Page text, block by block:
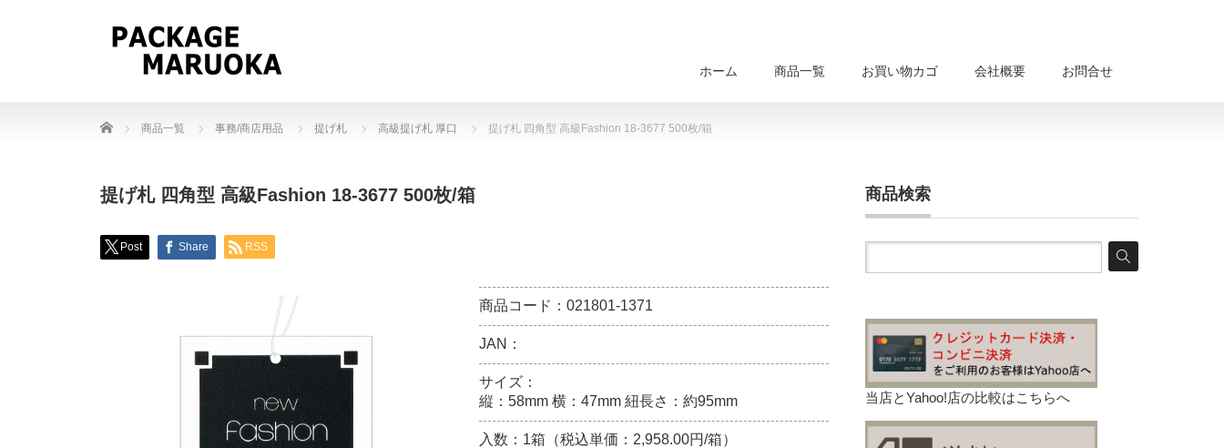
ホーム 商品一覧 お買い物カゴ 会社概要 お問合せ
Home 商品一覧 事務/商店用品 提げ札 高級提げ札 厚口 提げ札 四角型 高級Fashion 18-3677 500枚/箱
提げ札 四角型 高級Fashion 18-3677 500枚/箱
Post Share RSS
商品コード：021801-1371
JAN：
サイズ：
縦：58mm 横：47mm 紐長さ：約95mm
入数：1箱（税込単価：2,958.00円/箱）
商品検索
当店とYahoo!店の比較はこちらへ